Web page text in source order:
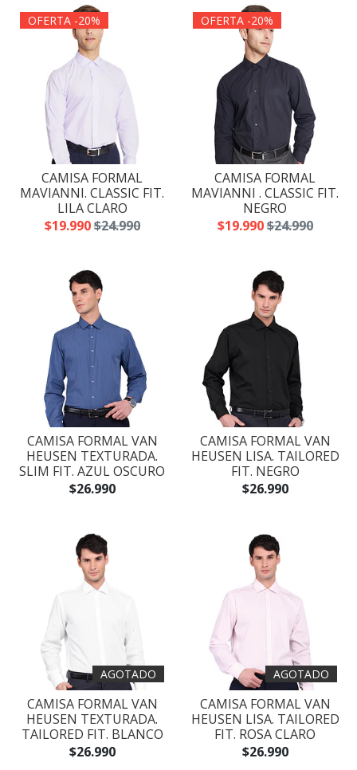
OFERTA -20%
CAMISA FORMAL
MAVIANNI. CLASSIC FIT.
LILA CLARO
$19.990$24.990
OFERTA -20%
CAMISA FORMAL
MAVIANNI . CLASSIC FIT.
NEGRO
$19.990$24.990
CAMISA FORMAL VAN
HEUSEN TEXTURADA.
SLIM FIT. AZUL OSCURO
$26.990
CAMISA FORMAL VAN
HEUSEN LISA. TAILORED
FIT. NEGRO
$26.990
AGOTADO
CAMISA FORMAL VAN
HEUSEN TEXTURADA.
TAILORED FIT. BLANCO
$26.990
AGOTADO
CAMISA FORMAL VAN
HEUSEN LISA. TAILORED
FIT. ROSA CLARO
$26.990